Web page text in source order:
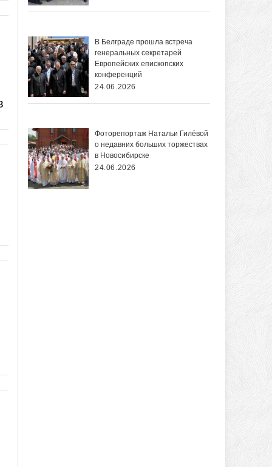
В Белграде прошла встреча
генеральных секретарей
Европейских епископских
конференций
24.06.2026
Фоторепортаж Натальи Гилёвой
о недавних больших торжествах
в Новосибирске
24.06.2026